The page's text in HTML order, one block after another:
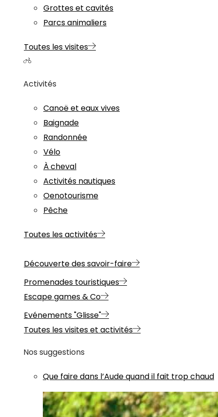
Grottes et cavités
Parcs animaliers
Toutes les visites
Activités
Canoë et eaux vives
Baignade
Randonnée
Vélo
À cheval
Activités nautiques
Oenotourisme
Pêche
Toutes les activités
Découverte des savoir-faire
Promenades touristiques
Escape games & Co
Evénements "Glisse"
Toutes les visites et activités
Nos suggestions
Que faire dans l’Aude quand il fait trop chaud